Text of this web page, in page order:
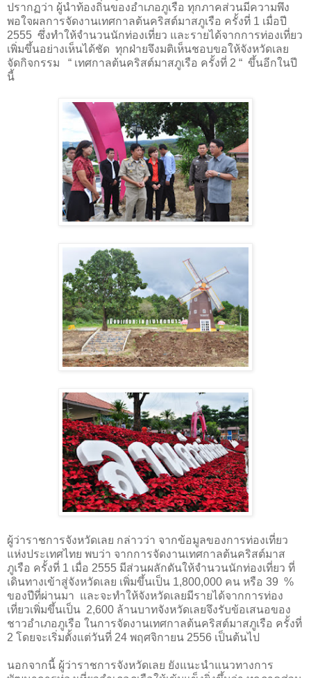
ปรากฏว่า ผู้นำท้องถิ่นของอำเภอภูเรือ ทุกภาคส่วนมีความพึง
พอใจผลการจัดงานเทศกาลต้นคริสต์มาสภูเรือ ครั้งที่ 1 เมื่อปี
2555 ซึ่งทำให้จำนวนนักท่องเที่ยว และรายได้จากการท่องเที่ยว
เพิ่มขึ้นอย่างเห็นได้ชัด ทุกฝ่ายจึงมติเห็นชอบขอให้จังหวัดเลย
จัดกิจกรรม “ เทศกาลต้นคริสต์มาสภูเรือ ครั้งที่ 2 “ ขึ้นอีกในปี
นี้
ผู้ว่าราชการจังหวัดเลย กล่าวว่า จากข้อมูลของการท่องเที่ยว
แห่งประเทศไทย พบว่า จากการจัดงานเทศกาลต้นคริสต์มาส
ภูเรือ ครั้งที่ 1 เมื่อ 2555 มีส่วนผลักดันให้จำนวนนักท่องเที่ยว ที่
เดินทางเข้าสู่จังหวัดเลย เพิ่มขึ้นเป็น 1,800,000 คน หรือ 39 %
ของปีที่ผ่านมา และจะทำให้จังหวัดเลยมีรายได้จากการท่อง
เที่ยวเพิ่มขึ้นเป็น 2,600 ล้านบาทจังหวัดเลยจึงรับข้อเสนอของ
ชาวอำเภอภูเรือ ในการจัดงานเทศกาลต้นคริสต์มาสภูเรือ ครั้งที่
2 โดยจะเริ่มตั้งแต่วันที่ 24 พฤศจิกายน 2556 เป็นต้นไป
นอกจากนี้ ผู้ว่าราชการจังหวัดเลย ยังแนะนำแนวทางการ